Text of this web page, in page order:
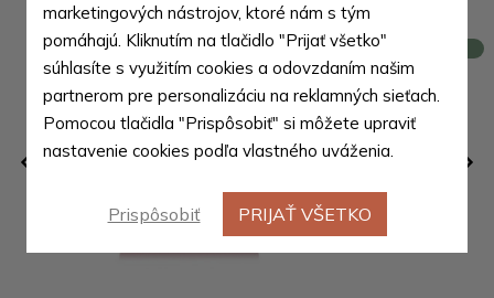
marketingových nástrojov, ktoré nám s tým
pomáhajú. Kliknutím na tlačidlo "Prijať všetko"
súhlasíte s využitím cookies a odovzdaním našim
partnerom pre personalizáciu na reklamných sieťach.
Pomocou tlačidla "Prispôsobiť" si môžete upraviť
nastavenie cookies podľa vlastného uváženia.
Prispôsobiť PRIJAŤ VŠETKO